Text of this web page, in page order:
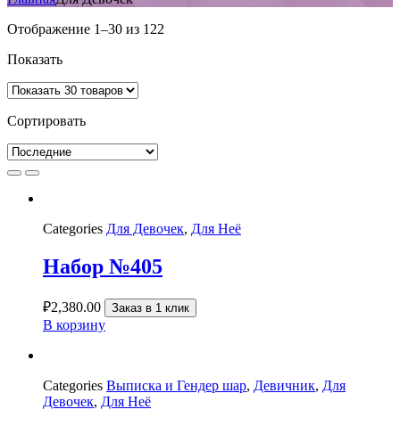
Отображение 1–30 из 122
Показать
Сортировать
Categories Для Девочек, Для Неё
Набор №405
₽2,380.00 Заказ в 1 клик
В корзину
Categories Выписка и Гендер шар, Девичник, Для
Девочек, Для Неё